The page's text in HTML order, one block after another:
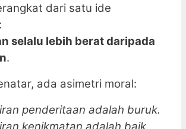
dari satu ide
selalu lebih berat daripada
.
ada asimetri moral:
penderitaan adalah buruk.
kenikmatan adalah baik.